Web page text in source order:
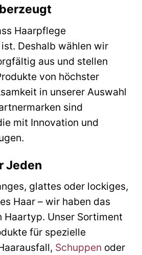
Haarpflege
Deshalb wählen wir
aus und stellen
von höchster
in unserer Auswahl
sind
mit Innovation und
Jeden
glattes oder lockiges,
Haar – wir haben das
Haartyp. Unser Sortiment
für spezielle
Schuppen oder